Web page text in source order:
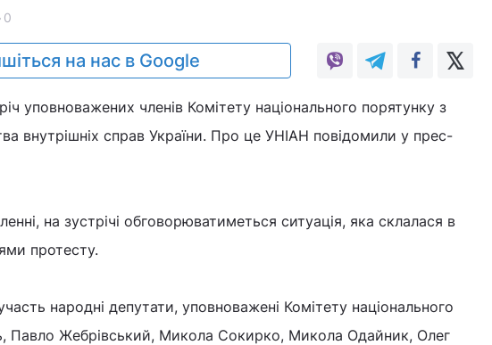
0
на нас в Google
уповноважених членів Комітету національного порятунку з
внутрішніх справ України. Про це УНІАН повідомили у прес-
на зустрічі обговорюватиметься ситуація, яка склалася в
протесту.
народні депутати, уповноважені Комітету національного
Павло Жебрівський, Микола Сокирко, Микола Одайник, Олег